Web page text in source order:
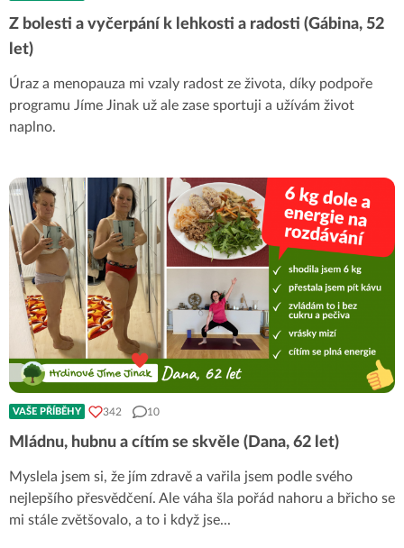
Z bolesti a vyčerpání k lehkosti a radosti (Gábina, 52
let)
Úraz a menopauza mi vzaly radost ze života, díky podpoře
programu Jíme Jinak už ale zase sportuji a užívám život
naplno.
VAŠE PŘÍBĚHY 342 10
Mládnu, hubnu a cítím se skvěle (Dana, 62 let)
Myslela jsem si, že jím zdravě a vařila jsem podle svého
nejlepšího přesvědčení. Ale váha šla pořád nahoru a břicho se
mi stále zvětšovalo, a to i když jse...